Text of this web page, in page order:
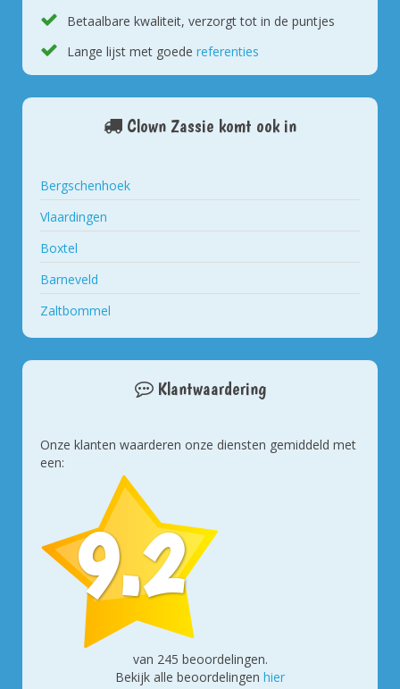
Betaalbare kwaliteit, verzorgt tot in de puntjes
Lange lijst met goede referenties
Clown Zassie komt ook in
Bergschenhoek
Vlaardingen
Boxtel
Barneveld
Zaltbommel
Klantwaardering
Onze klanten waarderen onze diensten gemiddeld met
een:
9.2
van 245 beoordelingen.
Bekijk alle beoordelingen hier